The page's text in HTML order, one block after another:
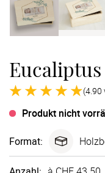
(4.90
Produkt nicht
Format: